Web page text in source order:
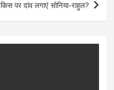
किस पर दांव लगाएं सोनिया-राहुल?